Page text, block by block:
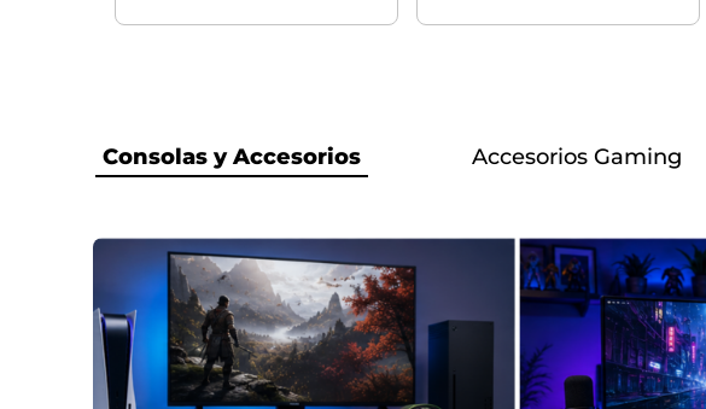
Consolas y Accesorios Accesorios Gaming